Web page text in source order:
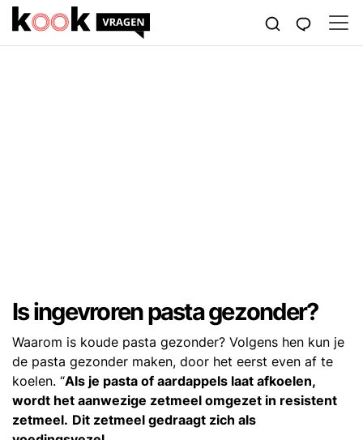
Is ingevroren pasta gezonder?
Waarom is koude pasta gezonder? Volgens hen kun je
de pasta gezonder maken, door het eerst even af te
koelen. “Als je pasta of aardappels laat afkoelen,
wordt het aanwezige zetmeel omgezet in resistent
zetmeel. Dit zetmeel gedraagt zich als